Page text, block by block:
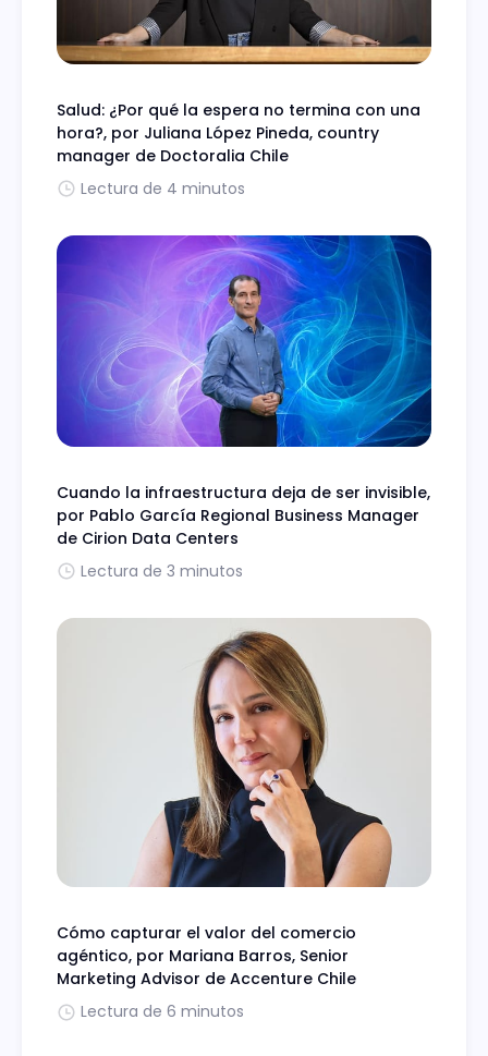
Salud: ¿Por qué la espera no termina con una
hora?, por Juliana López Pineda, country
manager de Doctoralia Chile
Lectura de 4 minutos
Cuando la infraestructura deja de ser invisible,
por Pablo García Regional Business Manager
de Cirion Data Centers
Lectura de 3 minutos
Cómo capturar el valor del comercio
agéntico, por Mariana Barros, Senior
Marketing Advisor de Accenture Chile
Lectura de 6 minutos